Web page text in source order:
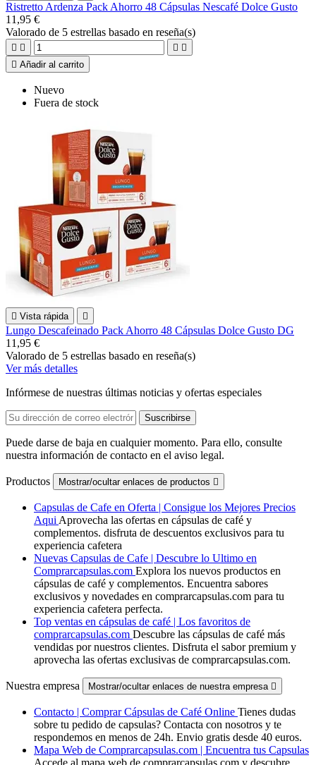
Ristretto Ardenza Pack Ahorro 48 Cápsulas Nescafé Dolce Gusto
11,95 €
Valorado de 5 estrellas basado en reseña(s)
   
 Añadir al carrito
Nuevo
Fuera de stock
 Vista rápida 
Lungo Descafeinado Pack Ahorro 48 Cápsulas Dolce Gusto DG
11,95 €
Valorado de 5 estrellas basado en reseña(s)
Ver más detalles
Infórmese de nuestras últimas noticias y ofertas especiales
Puede darse de baja en cualquier momento. Para ello, consulte
nuestra información de contacto en el aviso legal.
Productos Mostrar/ocultar enlaces de productos 
Capsulas de Cafe en Oferta | Consigue los Mejores Precios
Aqui Aprovecha las ofertas en cápsulas de café y
complementos. disfruta de descuentos exclusivos para tu
experiencia cafetera
Nuevas Capsulas de Cafe | Descubre lo Ultimo en
Comprarcapsulas.com Explora los nuevos productos en
cápsulas de café y complementos. Encuentra sabores
exclusivos y novedades en comprarcapsulas.com para tu
experiencia cafetera perfecta.
Top ventas en cápsulas de café | Los favoritos de
comprarcapsulas.com Descubre las cápsulas de café más
vendidas por nuestros clientes. Disfruta el sabor premium y
aprovecha las ofertas exclusivas de comprarcapsulas.com.
Nuestra empresa Mostrar/ocultar enlaces de nuestra empresa 
Contacto | Comprar Cápsulas de Café Online Tienes dudas
sobre tu pedido de capsulas? Contacta con nosotros y te
respondemos en menos de 24h. Envio gratis desde 40 euros.
Mapa Web de Comprarcapsulas.com | Encuentra tus Capsulas